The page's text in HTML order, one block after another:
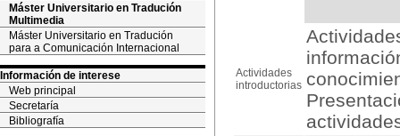
Máster Universitario en Tradución
Multimedia
Máster Universitario en Tradución
para a Comunicación Internacional
Información de interese
Web principal
Secretaría
Bibliografía
Actividades
introductorias